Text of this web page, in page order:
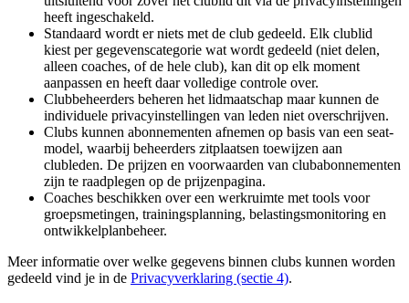
heeft ingeschakeld.
Standaard wordt er niets met de club gedeeld. Elk clublid
kiest per gegevenscategorie wat wordt gedeeld (niet delen,
alleen coaches, of de hele club), kan dit op elk moment
aanpassen en heeft daar volledige controle over.
Clubbeheerders beheren het lidmaatschap maar kunnen de
individuele privacyinstellingen van leden niet overschrijven.
Clubs kunnen abonnementen afnemen op basis van een seat-
model, waarbij beheerders zitplaatsen toewijzen aan
clubleden. De prijzen en voorwaarden van clubabonnementen
zijn te raadplegen op de prijzenpagina.
Coaches beschikken over een werkruimte met tools voor
groepsmetingen, trainingsplanning, belastingsmonitoring en
ontwikkelplanbeheer.
Meer informatie over welke gegevens binnen clubs kunnen worden
gedeeld vind je in de Privacyverklaring (sectie 4).